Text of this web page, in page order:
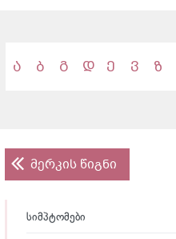
ა ბ გ დ ე ვ ზ
მერკის წიგნი
სიმპტომები